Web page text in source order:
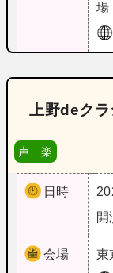
場
上野deクラ
声 楽
日時
開
会場 東